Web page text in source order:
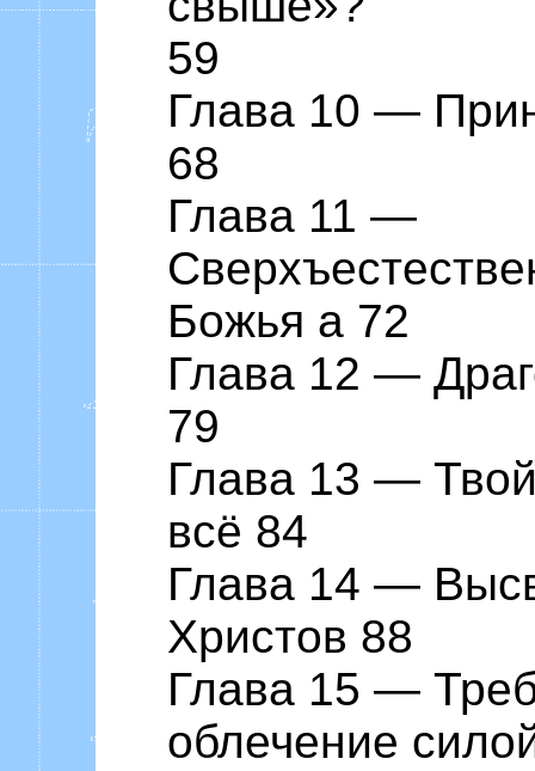
59
Глава 10 ―
68
Глава 11 ―
Божья a 72
Глава 12 ―
79
Глава 13 ―
всё 84
Глава 14 ―
Христов 88
Глава 15 ―
облечение